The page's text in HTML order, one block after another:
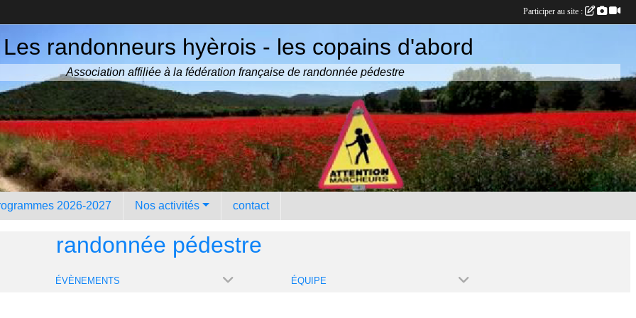
Les randonneurs hyèrois - les copains d'abord
Association affiliée à la fédération française de randonnée pédestre
2026-2027 Nos activités contact
randonnée pédestre
ÉVÈNEMENTS ÉQUIPE
Participer au site :